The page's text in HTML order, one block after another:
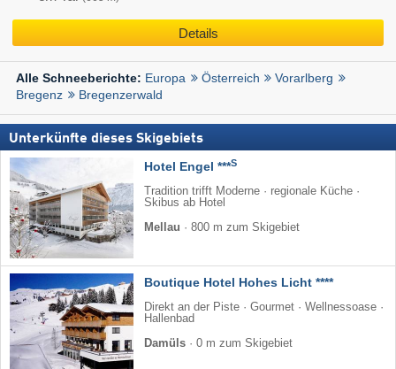
Details
Alle Schneeberichte: Europa Österreich
Vorarlberg
Bregenz
Bregenzerwald
Unterkünfte dieses Skigebiets
Hotel Engel ***S
Tradition trifft Moderne · regionale Küche ·
Skibus ab Hotel
Mellau · 800 m zum Skigebiet
Boutique Hotel Hohes Licht ****
Direkt an der Piste · Gourmet · Wellnessoase ·
Hallenbad
Damüls · 0 m zum Skigebiet